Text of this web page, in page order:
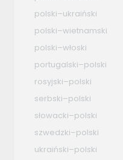
polski–ukraiński
polski–wietnamski
polski–włoski
portugalski–polski
rosyjski–polski
serbski–polski
słowacki–polski
szwedzki–polski
ukraiński–polski